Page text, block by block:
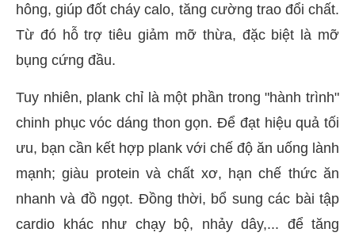
hông, giúp đốt cháy calo, tăng cường trao đổi chất.
Từ đó hỗ trợ tiêu giảm mỡ thừa, đặc biệt là mỡ
bụng cứng đầu.
Tuy nhiên, plank chỉ là một phần trong "hành trình"
chinh phục vóc dáng thon gọn. Để đạt hiệu quả tối
ưu, bạn cần kết hợp plank với chế độ ăn uống lành
mạnh; giàu protein và chất xơ, hạn chế thức ăn
nhanh và đồ ngọt. Đồng thời, bổ sung các bài tập
cardio khác như chạy bộ, nhảy dây,... để tăng